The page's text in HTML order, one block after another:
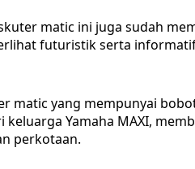
matic ini juga sudah
futuristik serta
matic yang mempunyai
Yamaha MAXI,
perkotaan.